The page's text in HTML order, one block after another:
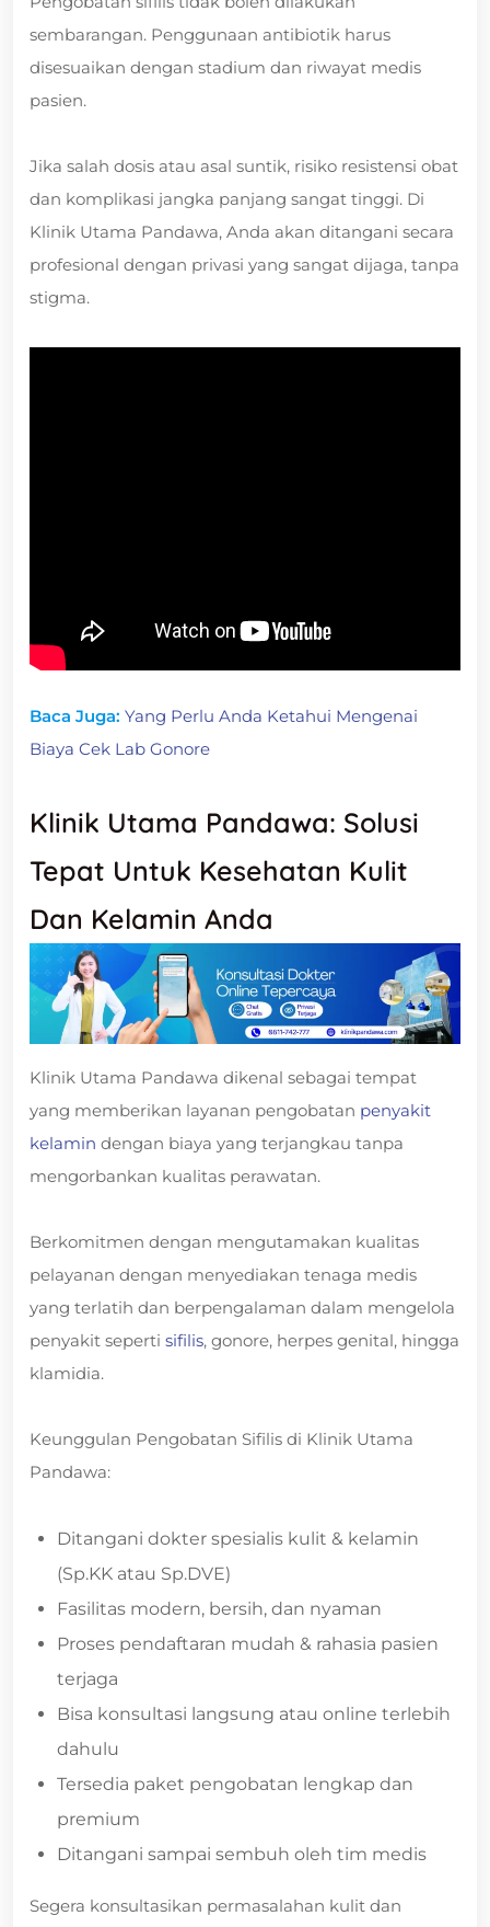
sembarangan. Penggunaan antibiotik harus
disesuaikan dengan stadium dan riwayat medis
pasien.
Jika salah dosis atau asal suntik, risiko resistensi obat
dan komplikasi jangka panjang sangat tinggi. Di
Klinik Utama Pandawa, Anda akan ditangani secara
profesional dengan privasi yang sangat dijaga, tanpa
stigma.
Baca Juga: Yang Perlu Anda Ketahui Mengenai
Biaya Cek Lab Gonore
Klinik Utama Pandawa: Solusi
Tepat Untuk Kesehatan Kulit
Dan Kelamin Anda
Klinik Utama Pandawa dikenal sebagai tempat
yang memberikan layanan pengobatan penyakit
kelamin dengan biaya yang terjangkau tanpa
mengorbankan kualitas perawatan.
Berkomitmen dengan mengutamakan kualitas
pelayanan dengan menyediakan tenaga medis
yang terlatih dan berpengalaman dalam mengelola
penyakit seperti sifilis, gonore, herpes genital, hingga
klamidia.
Keunggulan Pengobatan Sifilis di Klinik Utama
Pandawa:
Ditangani dokter spesialis kulit & kelamin
(Sp.KK atau Sp.DVE)
Fasilitas modern, bersih, dan nyaman
Proses pendaftaran mudah & rahasia pasien
terjaga
Bisa konsultasi langsung atau online terlebih
dahulu
Tersedia paket pengobatan lengkap dan
premium
Ditangani sampai sembuh oleh tim medis
Segera konsultasikan permasalahan kulit dan